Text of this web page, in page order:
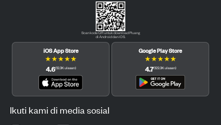
Scan kode QR untuk download Pluang
di Android dan iOS.
iOS App Store
★★★★★
4.6(12.3Kulasan)
Google Play Store
★★★★★
4.7(122.3Kulasan)
Ikuti kami di media sosial